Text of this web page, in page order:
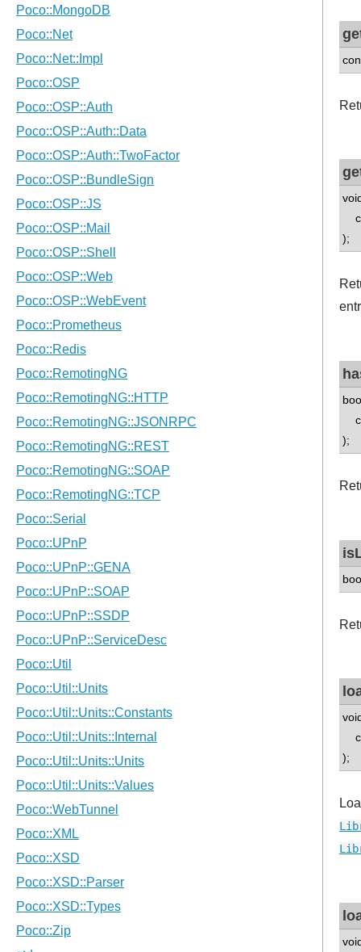
);
);
);